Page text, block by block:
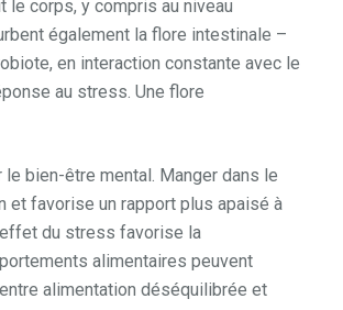
le corps, y compris au niveau
également la flore intestinale –
en interaction constante avec le
au stress. Une flore
bien-être mental. Manger dans le
et favorise un rapport plus apaisé à
du stress favorise la
alimentaires peuvent
alimentation déséquilibrée et